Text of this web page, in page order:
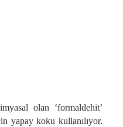
olan ‘formaldehit’
yapay koku kullanılıyor.